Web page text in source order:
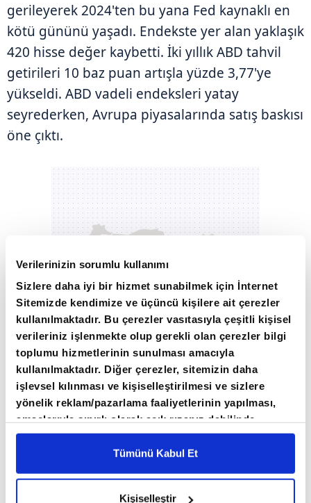
Verilerinizin sorumlu kullanımı
Sizlere daha iyi bir hizmet sunabilmek için İnternet
Sitemizde kendimize ve üçüncü kişilere ait çerezler
kullanılmaktadır. Bu çerezler vasıtasıyla çeşitli kişisel
verileriniz işlenmekte olup gerekli olan çerezler bilgi
toplumu hizmetlerinin sunulması amacıyla
kullanılmaktadır. Diğer çerezler, sitemizin daha
işlevsel kılınması ve kişiselleştirilmesi ve sizlere
yönelik reklam/pazarlama faaliyetlerinin yapılması,
amaçlarıyla sınırlı olarak açık rızanız dahilinde
kullanılacaktır. Çerezlere ilişkin tercihlerinizi çerez
paneli vasıtasıyla belirleyebilirsiniz. Çerezlere ilişkin
detaylı bilgi için Ayarlar butonuna tıklayabilir,
Tümünü Kabul Et
Kişiselleştir
gerileyerek 2024'ten bu yana Fed kaynaklı en
kötü gününü yaşadı. Endekste yer alan yaklaşık
420 hisse değer kaybetti. İki yıllık ABD tahvil
getirileri 10 baz puan artışla yüzde 3,77'ye
yükseldi. ABD vadeli endeksleri yatay
seyrederken, Avrupa piyasalarında satış baskısı
öne çıktı.
Orta Doğu'daki gerilimin tırmanması ve enerji
fiyatlarının yükselmesi, enflasyon endişelerini
artırarak Asya piyasalarını da olumsuz etkiledi.
Yatırımcıların riskten kaçınmasıyla MSCI Asya
Pasifik Endeksi yüzde 2,6 düşüşle son üç
günlük yükselişini sonlandırdı ve 9 Mart'tan bu